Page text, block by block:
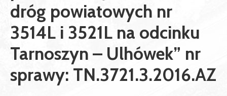
dróg powiatowych nr
3514L i 3521L na odcinku
Tarnoszyn – Ulhówek” nr
sprawy: TN.3721.3.2016.AZ